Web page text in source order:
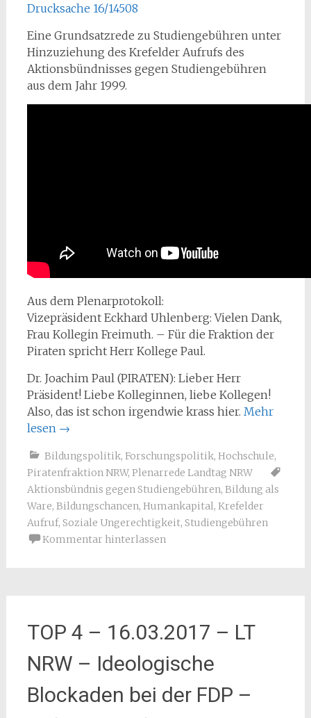
Drucksache 16/14508
Eine Grundsatzrede zu Studiengebühren unter
Hinzuziehung des Krefelder Aufrufs des
Aktionsbündnisses gegen Studiengebühren
aus dem Jahr 1999.
Aus dem Plenarprotokoll:
Vizepräsident Eckhard Uhlenberg: Vielen Dank,
Frau Kollegin Freimuth. – Für die Fraktion der
Piraten spricht Herr Kollege Paul.
Dr. Joachim Paul (PIRATEN): Lieber Herr
Präsident! Liebe Kolleginnen, liebe Kollegen!
Also, das ist schon irgendwie krass hier. Mehr
lesen →
Bildungspolitik, Forschungspolitik, Hochschule,
Piratenfraktion NRW, Plenarrede Landtag NRW
Aktionsbündnis gegen Studiengebühren, Bildung als
Ware, Bildungschancen, Humankapital, Krefelder
Aufruf, Soziale Ungerechtigkeit, Studiengebühren
Kommentar hinterlassen
TOP 4 – 16.03.2017 – LT
NRW – Ideologische
Blockaden bei der FDP –